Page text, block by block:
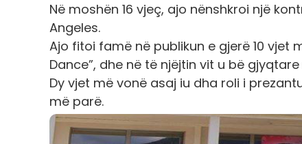
Në moshën 16 vjeç, ajo nënshkroi një
Angeles.
Ajo fitoi famë në publikun e gjerë 10 vjet
Dance”, dhe në të njëjtin vit u bë
Dy vjet më vonë asaj iu dha roli i
më parë.